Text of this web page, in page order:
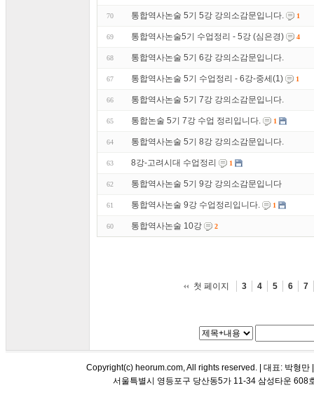
70 통합역사논술 5기 5강 강의소감문입니다. 1
69 통합역사논술5기 수업정리 - 5강 (심은경) 4
68 통합역사논술 5기 6강 강의소감문입니다.
67 통합역사논술 5기 수업정리 - 6강-중세(1) 1
66 통합역사논술 5기 7강 강의소감문입니다.
65 통합논술 5기 7강 수업 정리입니다. 1
64 통합역사논술 5기 8강 강의소감문입니다.
63 8강-고려시대 수업정리 1
62 통합역사논술 5기 9강 강의소감문입니다
61 통합역사논술 9강 수업정리입니다. 1
60 통합역사논술 10강 2
첫 페이지 3 4 5 6 7
Copyright(c) heorum.com, All rights reserved. | 대표: 박형
서울특별시 영등포구 당산동5가 11-34 삼성타운